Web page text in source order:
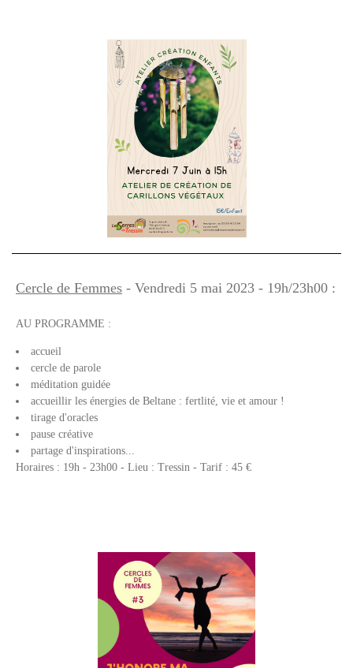
Cercle de Femmes - Vendredi 5 mai 2023 - 19h/23h00 :
AU PROGRAMME :
accueil
cercle de parole
méditation guidée
accueillir les énergies de Beltane : fertlité, vie et amour !
tirage d'oracles
pause créative
partage d'inspirations...
Horaires : 19h - 23h00 - Lieu : Tressin - Tarif : 45 €